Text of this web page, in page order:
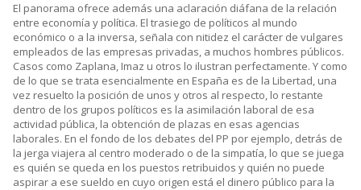
El panorama ofrece además una aclaración diáfana de la relación
entre economía y política. El trasiego de políticos al mundo
económico o a la inversa, señala con nitidez el carácter de vulgares
empleados de las empresas privadas, a muchos hombres públicos.
Casos como Zaplana, Imaz u otros lo ilustran perfectamente. Y como
de lo que se trata esencialmente en España es de la Libertad, una
vez resuelto la posición de unos y otros al respecto, lo restante
dentro de los grupos políticos es la asimilación laboral de esa
actividad pública, la obtención de plazas en esas agencias
laborales. En el fondo de los debates del PP por ejemplo, detrás de
la jerga viajera al centro moderado o de la simpatía, lo que se juega
es quién se queda en los puestos retribuidos y quién no puede
aspirar a ese sueldo en cuyo origen está el dinero público para la